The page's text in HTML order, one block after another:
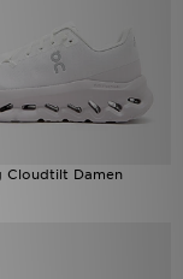
Cloudtilt Damen